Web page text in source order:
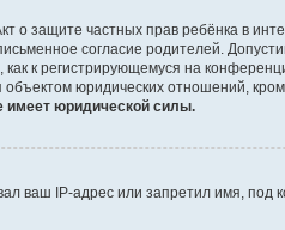
о защите частных прав ребёнка в
согласие родителей.
к регистрирующемуся на
юридических отношений,
имеет юридической силы.
ваш IP-адрес или запретил имя, под